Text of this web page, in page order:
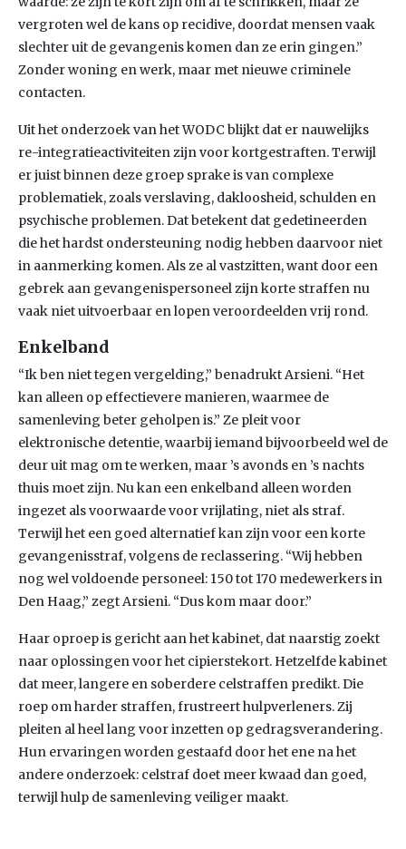
vergroten wel de kans op recidive, doordat mensen vaak
slechter uit de gevangenis komen dan ze erin gingen.”
Zonder woning en werk, maar met nieuwe criminele
contacten.
Uit het onderzoek van het WODC blijkt dat er nauwelijks
re-integratieactiviteiten zijn voor kortgestraften. Terwijl
er juist binnen deze groep sprake is van complexe
problematiek, zoals verslaving, dakloosheid, schulden en
psychische problemen. Dat betekent dat gedetineerden
die het hardst ondersteuning nodig hebben daarvoor niet
in aanmerking komen. Als ze al vastzitten, want door een
gebrek aan gevangenispersoneel zijn korte straffen nu
vaak niet uitvoerbaar en lopen veroordeelden vrij rond.
Enkelband
“Ik ben niet tegen vergelding,” benadrukt Arsieni. “Het
kan alleen op effectievere manieren, waarmee de
samenleving beter geholpen is.” Ze pleit voor
elektronische detentie, waarbij iemand bijvoorbeeld wel de
deur uit mag om te werken, maar ’s avonds en ’s nachts
thuis moet zijn. Nu kan een enkelband alleen worden
ingezet als voorwaarde voor vrijlating, niet als straf.
Terwijl het een goed alternatief kan zijn voor een korte
gevangenisstraf, volgens de reclassering. “Wij hebben
nog wel voldoende personeel: 150 tot 170 medewerkers in
Den Haag,” zegt Arsieni. “Dus kom maar door.”
Haar oproep is gericht aan het kabinet, dat naarstig zoekt
naar oplossingen voor het cipierstekort. Hetzelfde kabinet
dat meer, langere en soberdere celstraffen predikt. Die
roep om harder straffen, frustreert hulpverleners. Zij
pleiten al heel lang voor inzetten op gedragsverandering.
Hun ervaringen worden gestaafd door het ene na het
andere onderzoek: celstraf doet meer kwaad dan goed,
terwijl hulp de samenleving veiliger maakt.